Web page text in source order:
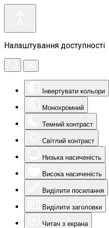
Налаштування доступності
Інвертувати кольори
Монохромний
Темний контраст
Світлий контраст
Низька насиченість
Висока насиченість
Виділити посилання
Виділити заголовки
Читач з екрана